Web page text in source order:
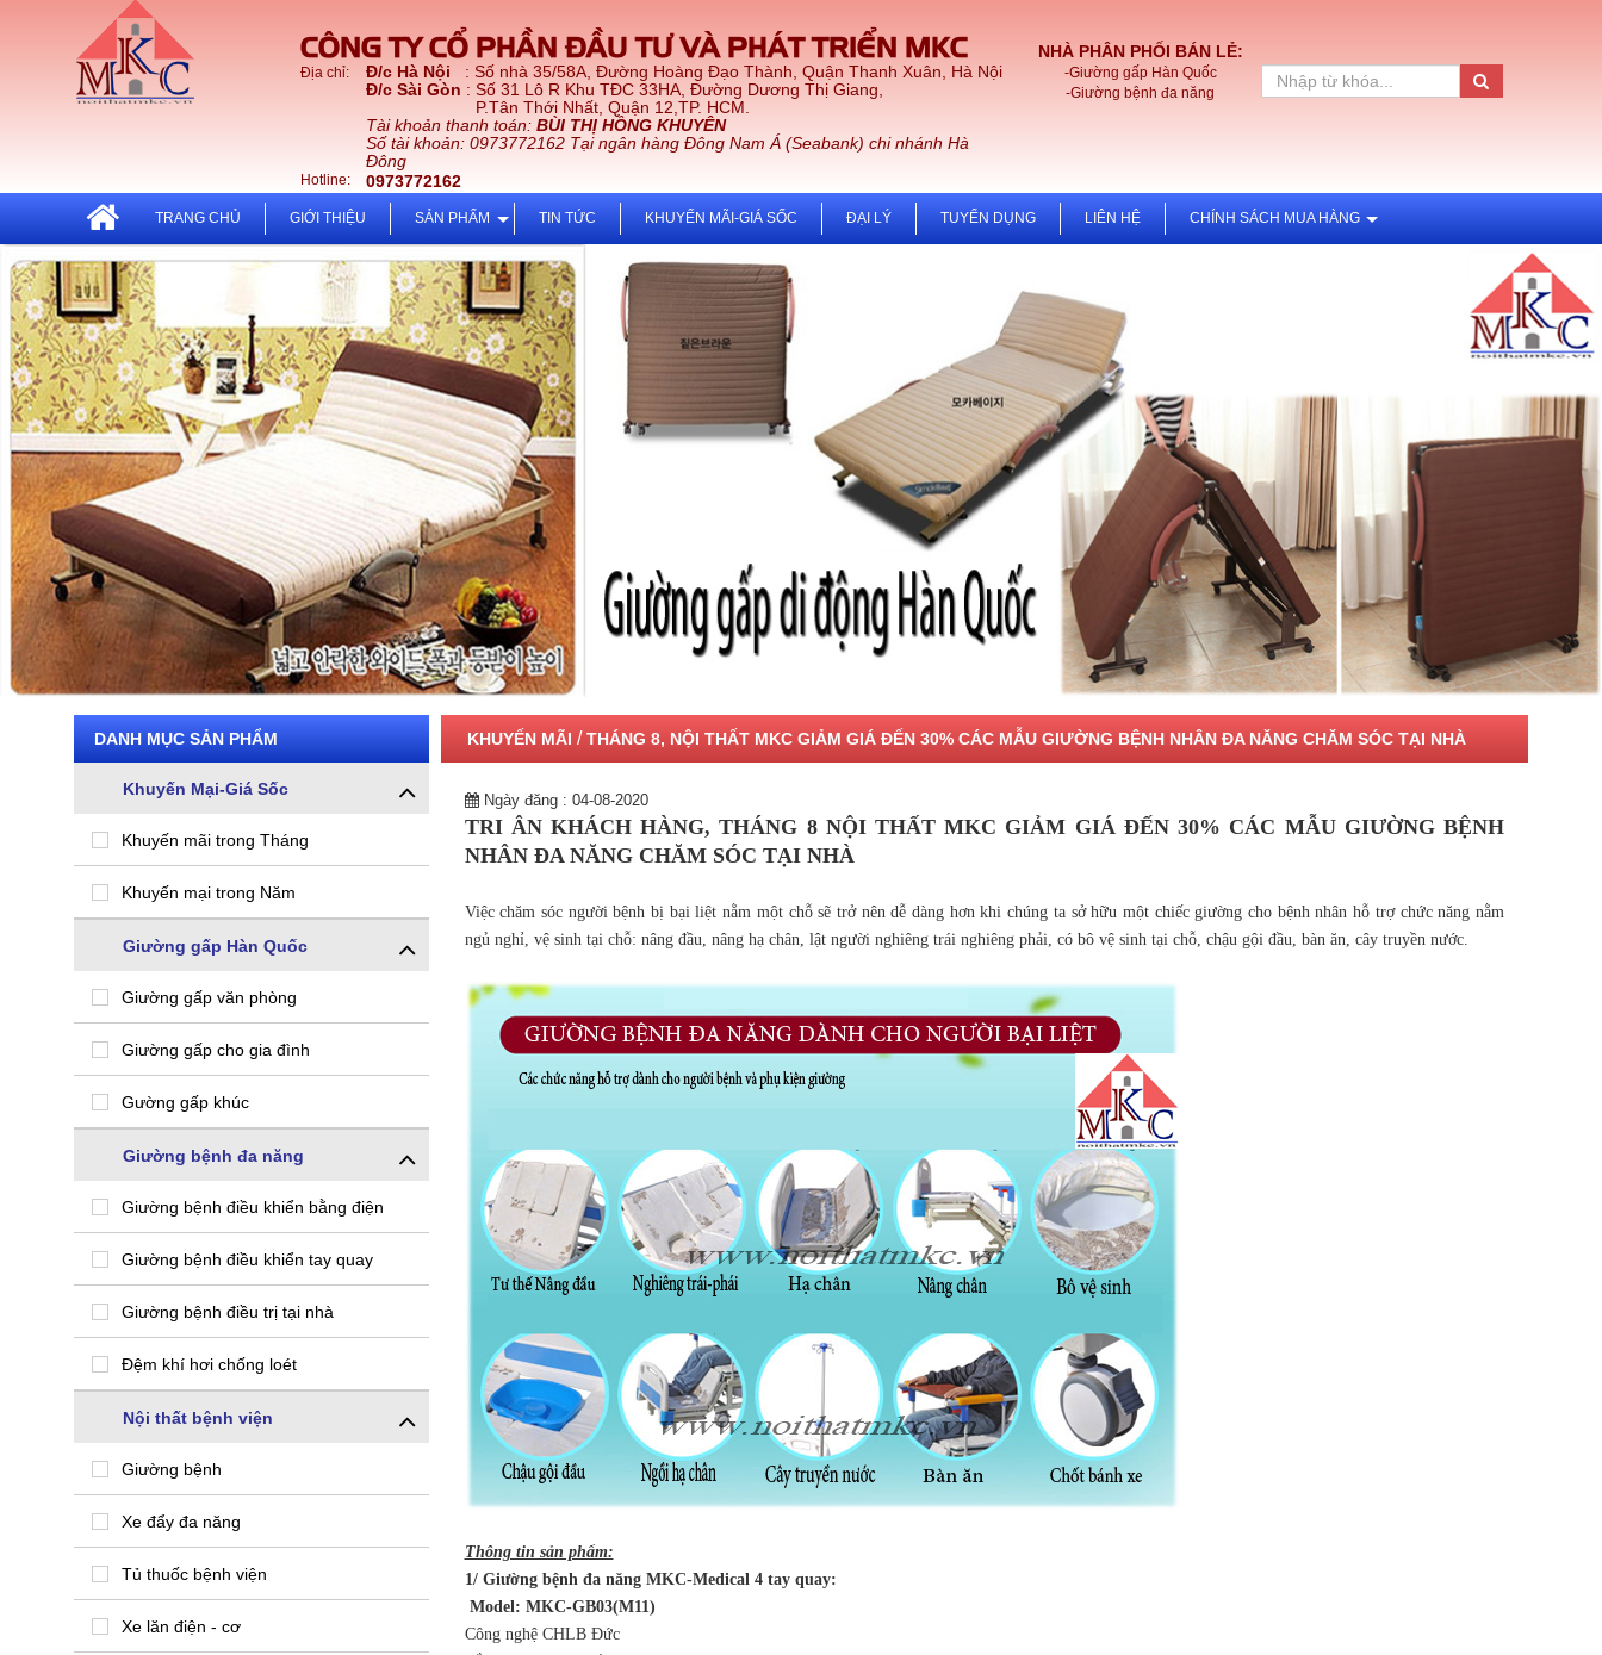
CÔNG TY CỔ PHẦN ĐẦU TƯ VÀ PHÁT TRIỂN MKC
Địa chỉ: Đ/c Hà Nội : Số nhà 35/58A, Đường Hoàng Đạo Thành, Quận Thanh Xuân, Hà Nội
Đ/c Sài Gòn : Số 31 Lô R Khu TĐC 33HA, Đường Dương Thị Giang,
P.Tân Thới Nhất, Quận 12,TP. HCM.
Tài khoản thanh toán: BÙI THỊ HỒNG KHUYÊN
Số tài khoản: 0973772162 Tại ngân hàng Đông Nam Á (Seabank) chi nhánh Hà
Đông
Hotline: 0973772162
NHÀ PHÂN PHỐI BÁN LẺ:
-Giường gấp Hàn Quốc
-Giường bệnh đa năng
TRANG CHỦ GIỚI THIỆU SẢN PHẨM TIN TỨC KHUYẾN MÃI-GIÁ SỐC ĐẠI LÝ TUYỂN DỤNG LIÊN HỆ CHÍNH SÁCH MUA HÀNG
DANH MỤC SẢN PHẨM
Khuyến Mại-Giá Sốc
Khuyến mãi trong Tháng
Khuyến mại trong Năm
Giường gấp Hàn Quốc
Giường gấp văn phòng
Giường gấp cho gia đình
Gường gấp khúc
Giường bệnh đa năng
Giường bệnh điều khiển bằng điện
Giường bệnh điều khiển tay quay
Giường bệnh điều trị tại nhà
Đệm khí hơi chống loét
Nội thất bệnh viện
Giường bệnh
Xe đẩy đa năng
Tủ thuốc bệnh viện
Xe lăn điện - cơ
KHUYẾN MÃI /THÁNG 8, NỘI THẤT MKC GIẢM GIÁ ĐẾN 30% CÁC MẪU GIƯỜNG BỆNH NHÂN ĐA NĂNG CHĂM SÓC TẠI NHÀ
Ngày đăng : 04-08-2020
TRI ÂN KHÁCH HÀNG, THÁNG 8 NỘI THẤT MKC GIẢM GIÁ ĐẾN 30% CÁC MẪU GIƯỜNG BỆNH
NHÂN ĐA NĂNG CHĂM SÓC TẠI NHÀ
Việc chăm sóc người bệnh bị bại liệt nằm một chỗ sẽ trở nên dễ dàng hơn khi chúng ta sở hữu một chiếc giường cho bệnh nhân hỗ trợ chức năng nằm
ngủ nghỉ, vệ sinh tại chỗ: nâng đầu, nâng hạ chân, lật người nghiêng trái nghiêng phải, có bô vệ sinh tại chỗ, chậu gội đầu, bàn ăn, cây truyền nước.
Thông tin sản phẩm:
1/ Giường bệnh đa năng MKC-Medical 4 tay quay:
Model: MKC-GB03(M11)
Công nghệ CHLB Đức